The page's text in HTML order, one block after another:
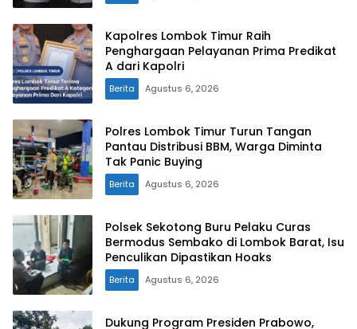
Kapolres Lombok Timur Raih
Penghargaan Pelayanan Prima Predikat
A dari Kapolri
Berita Agustus 6, 2026
Polres Lombok Timur Turun Tangan
Pantau Distribusi BBM, Warga Diminta
Tak Panic Buying
Berita Agustus 6, 2026
Polsek Sekotong Buru Pelaku Curas
Bermodus Sembako di Lombok Barat, Isu
Penculikan Dipastikan Hoaks
Berita Agustus 6, 2026
Dukung Program Presiden Prabowo,